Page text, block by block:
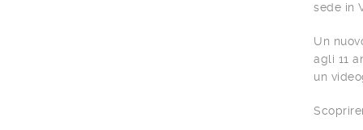
sede in
Un
agli 11
un